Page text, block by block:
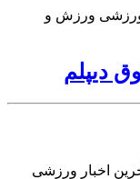
خبری ورزشی ورزش و
دیپلم